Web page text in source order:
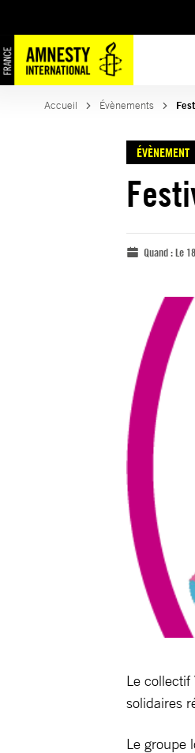
Accueil Évènements
ÉVÈNEMENT
Quand :Le
Le collectif
solidaires
Le groupe